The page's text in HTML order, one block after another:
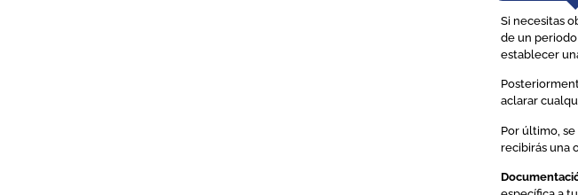
Si necesitas
de un
establecer
aclarar
Por último,
recibirás una